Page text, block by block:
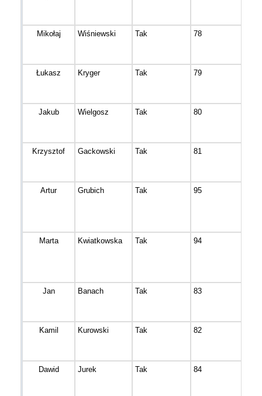
Mikołaj Wiśniewski Tak 78
Łukasz Kryger Tak 79
Jakub Wielgosz Tak 80
Krzysztof Gackowski Tak 81
Artur Grubich Tak 95
Marta Kwiatkowska Tak 94
Jan Banach Tak 83
Kamil Kurowski Tak 82
Dawid Jurek Tak 84